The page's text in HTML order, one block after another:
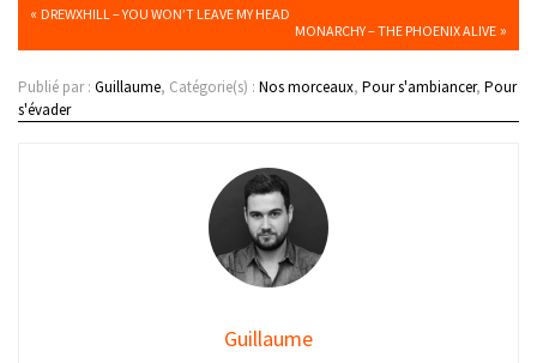
« DREWXHILL – YOU WON’T LEAVE MY HEAD
MONARCHY – THE PHOENIX ALIVE »
Publié par : Guillaume, Catégorie(s) : Nos morceaux, Pour s'ambiancer, Pour
s'évader
Guillaume